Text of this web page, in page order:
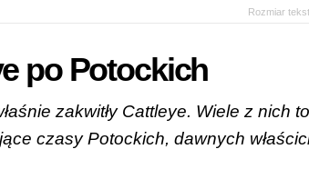
Rozmiar
po Potockich
zakwitły Cattleye. Wiele z nich to
czasy Potockich, dawnych